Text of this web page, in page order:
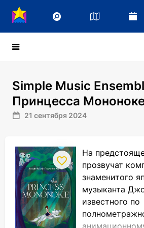
Simple Music
Принцесса
21 сентября 2024
На
прозвучат
знаменитого
музыканта
известного по